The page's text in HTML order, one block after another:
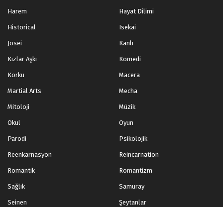
Legend of Xianwu 66.Bölüm
Blm 66 - Haziran 23, 2024
Legend of Xianwu 64.Bölüm
Blm 64 - Haziran 9, 2024
Legend of Xianwu 62.Bölüm
Blm 62 - Mayıs 26, 2024
Harem Hayat Dilimi
Historical Isekai
Josei Kanlı
Kızlar Aşkı Komedi
Korku Macera
Martial Arts Mecha
Mitoloji Müzik
Okul Oyun
Parodi Psikolojik
Reenkarnasyon Reincarnation
Romantik Romantizm
Sağlık Samuray
Seinen Şeytanlar